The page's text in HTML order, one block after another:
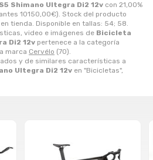
Shimano Ultegra Di2 12v con 21,00%
10150,00€). Stock del producto
tienda. Disponible en tallas: 54; 58.
video e imágenes de Bicicleta
Di2 12v pertenece a la categoría
marca Cervélo (70).
y de similares características a
Ultegra Di2 12v en "Bicicletas",